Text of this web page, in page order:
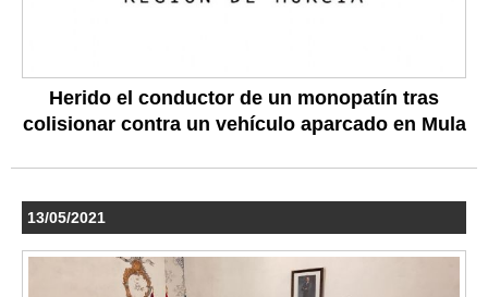
Herido el conductor de un monopatín tras
colisionar contra un vehículo aparcado en Mula
13/05/2021